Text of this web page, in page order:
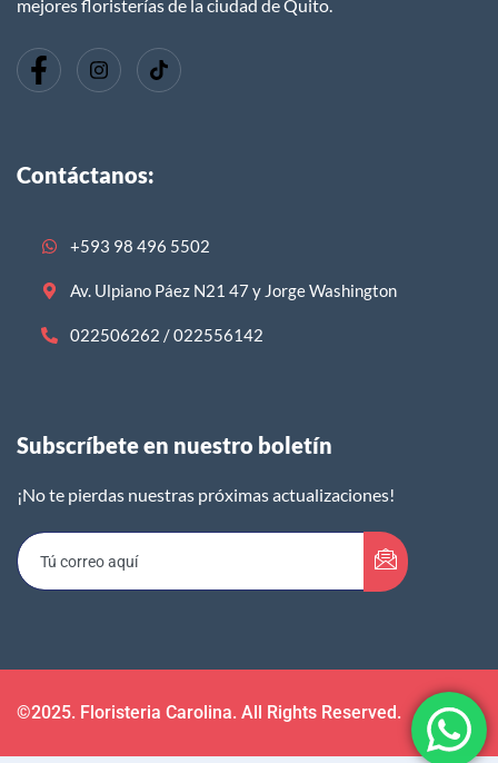
mejores floristerías de la ciudad de Quito.
Contáctanos:
+593 98 496 5502
Av. Ulpiano Páez N21 47 y Jorge Washington
022506262 / 022556142
Subscríbete en nuestro boletín​
¡No te pierdas nuestras próximas actualizaciones!
©2025. Floristeria Carolina. All Rights Reserved.